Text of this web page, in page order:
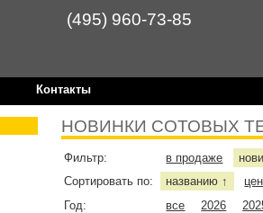
(495) 960-73-85
Контакты
НОВИНКИ СОТОВЫХ
Фильтр: в продаже
Сортировать по:
названию ↑
Год:
все 2026